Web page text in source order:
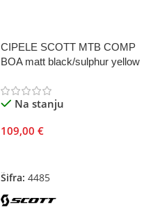
CIPELE SCOTT MTB COMP
BOA matt black/sulphur yellow
Na stanju
109,00 €
Šifra: 4485